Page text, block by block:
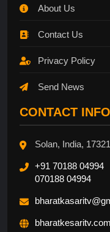
About Us
Contact Us
Privacy Policy
Send News
CONTACT INFO
Solan, India,
+91 70188 04994
070188 04994
bharatkesaritv.com